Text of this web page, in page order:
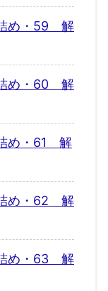
め・59 解
め・60 解
め・61 解
め・62 解
め・63 解